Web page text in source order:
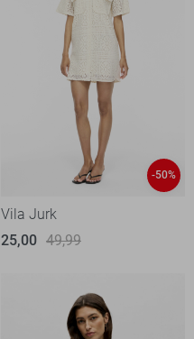
-50%
Vila Jurk
25,00 49,99